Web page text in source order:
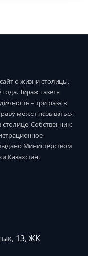
о жизни столицы.
года. Тираж газеты
– три раза в
может называться
столице. Собственник:
Министерством
Казахстан.
13, ЖК